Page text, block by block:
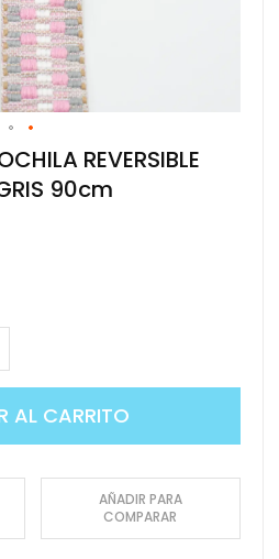
REVERSIBLE
90cm
AL CARRITO
AÑADIR PARA
COMPARAR